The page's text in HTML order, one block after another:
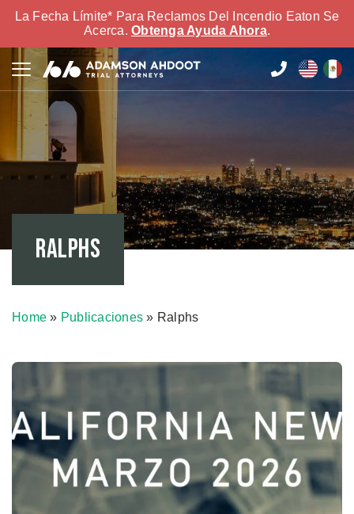
La Fecha Límite* Para Reclamos Del Incendio Eaton Se
Acerca. Obtenga Ayuda Ahora.
Ralphs
Home » Publicaciones » Ralphs